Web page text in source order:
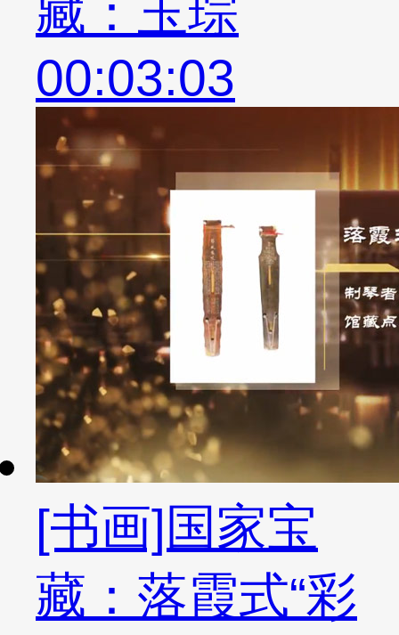
藏：玉琮
00:03:03
[书画]国家宝
藏：落霞式“彩